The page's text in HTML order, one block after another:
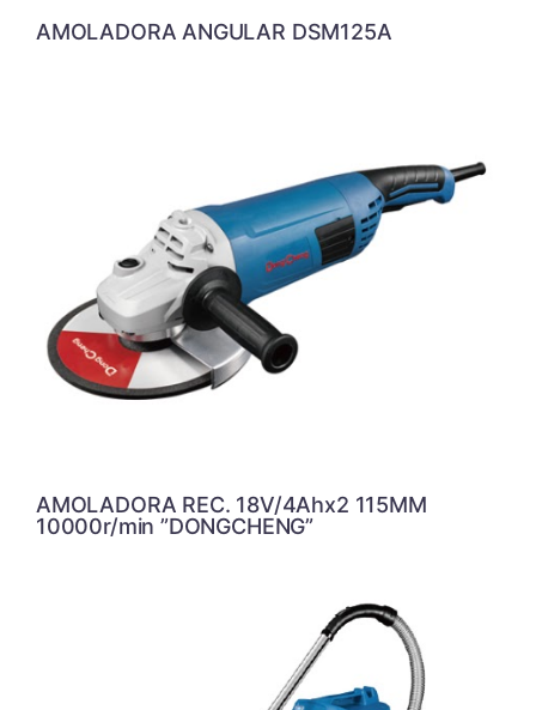
AMOLADORA ANGULAR DSM125A
AMOLADORA REC. 18V/4Ahx2 115MM
10000r/min ”DONGCHENG”